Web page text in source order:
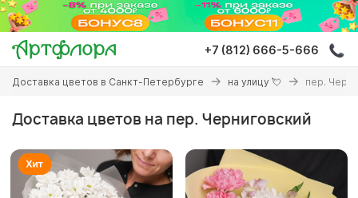
Перейти
основному
содержанию
+7 (812) 666-5-666
Вы
здесь
Доставка цветов в Санкт-Петербурге на улицу 💘 пер.
Доставка цветов на пер. Черниговский